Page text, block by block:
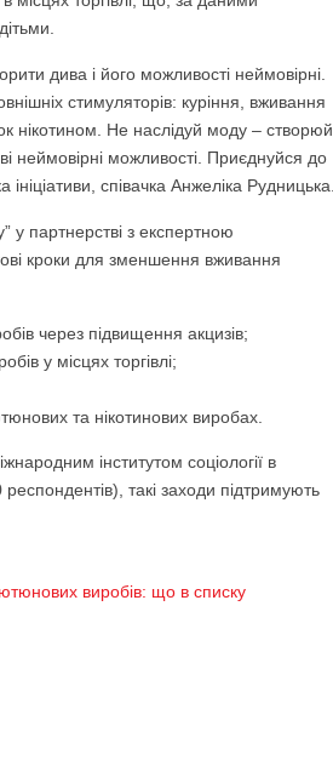
дива і його можливості неймовірні.
стимуляторів: куріння, вживання
нікотином. Не наслідуй моду – створюй
неймовірні можливості. Приєднуйся до
співачка Анжеліка Рудницька.
у партнерстві з експертною
кроки для зменшення вживання
через підвищення акцизів;
у місцях торгівлі;
та нікотинових виробах.
інститутом соціології в
такі заходи підтримують
виробів: що в списку